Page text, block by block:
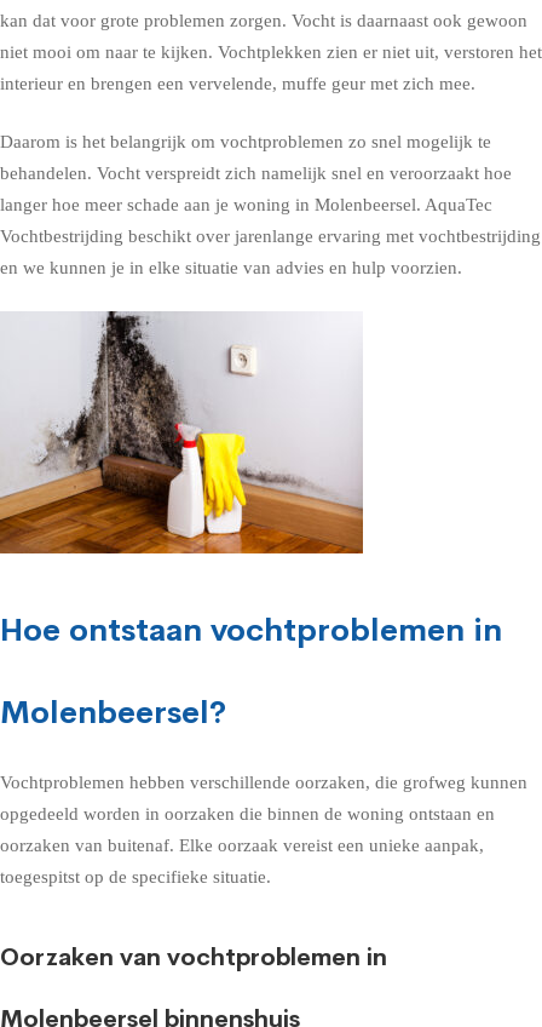
kan dat voor grote problemen zorgen. Vocht is daarnaast ook gewoon
niet mooi om naar te kijken. Vochtplekken zien er niet uit, verstoren het
interieur en brengen een vervelende, muffe geur met zich mee.
Daarom is het belangrijk om vochtproblemen zo snel mogelijk te
behandelen. Vocht verspreidt zich namelijk snel en veroorzaakt hoe
langer hoe meer schade aan je woning in Molenbeersel. AquaTec
Vochtbestrijding beschikt over jarenlange ervaring met vochtbestrijding
en we kunnen je in elke situatie van advies en hulp voorzien.
Hoe ontstaan vochtproblemen in
Molenbeersel?
Vochtproblemen hebben verschillende oorzaken, die grofweg kunnen
opgedeeld worden in oorzaken die binnen de woning ontstaan en
oorzaken van buitenaf. Elke oorzaak vereist een unieke aanpak,
toegespitst op de specifieke situatie.
Oorzaken van vochtproblemen in
Molenbeersel binnenshuis